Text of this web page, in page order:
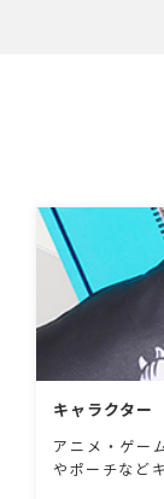
キャラクター
アニメ・ゲー
やポーチなど